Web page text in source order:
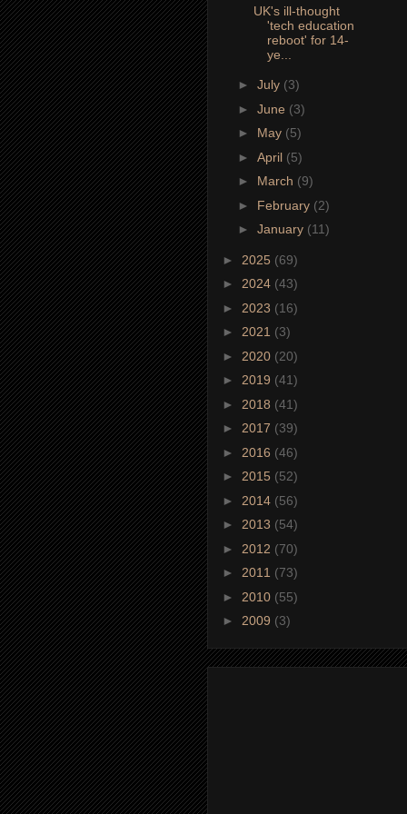
UK's ill-thought
'tech education
reboot' for 14-
ye...
► July (3)
► June (3)
► May (5)
► April (5)
► March (9)
► February (2)
► January (11)
► 2025 (69)
► 2024 (43)
► 2023 (16)
► 2021 (3)
► 2020 (20)
► 2019 (41)
► 2018 (41)
► 2017 (39)
► 2016 (46)
► 2015 (52)
► 2014 (56)
► 2013 (54)
► 2012 (70)
► 2011 (73)
► 2010 (55)
► 2009 (3)